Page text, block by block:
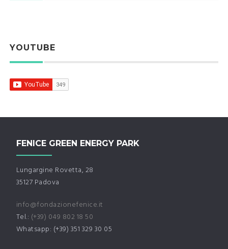
YOUTUBE
FENICE GREEN ENERGY PARK
Lungargine Rovetta, 28
35127 Padova
info@fondazionefenice.it
Tel.: (+39) 049 802 18 50
Whatsapp: (+39) 351 329 30 05